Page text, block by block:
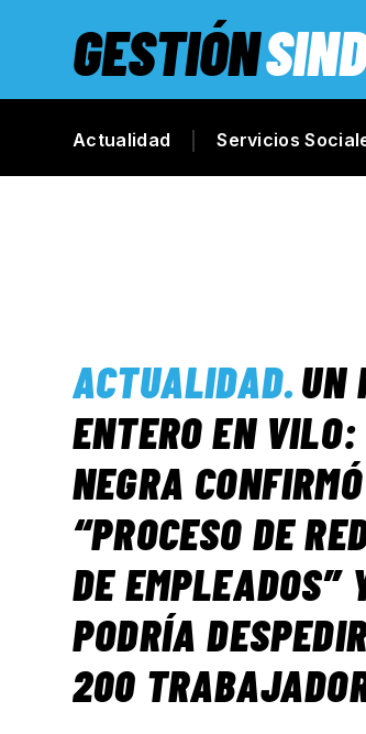
GESTIÓN
Actualidad Servicios
ACTUALIDAD.UN
ENTERO EN
NEGRA CONFIRMÓ
“PROCESO DE
DE EMPLEADOS”
PODRÍA
200